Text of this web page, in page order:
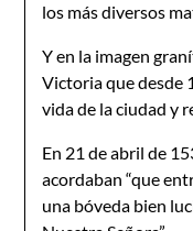
los más diversos
Y en la imagen
Victoria que desde
vida de la ciudad y
En 21 de abril de
acordaban “que
una bóveda bien